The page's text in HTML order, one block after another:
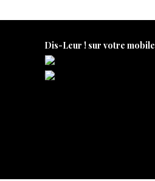
Dis-Leur ! sur votre mobile